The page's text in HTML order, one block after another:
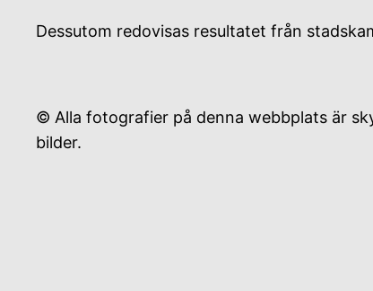
Dessutom redovisas resultatet från
© Alla fotografier på denna webbplats är
bilder.